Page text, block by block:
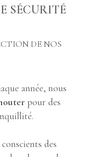
SÉCURITÉ
DE NOS
année, nous
pour des
des